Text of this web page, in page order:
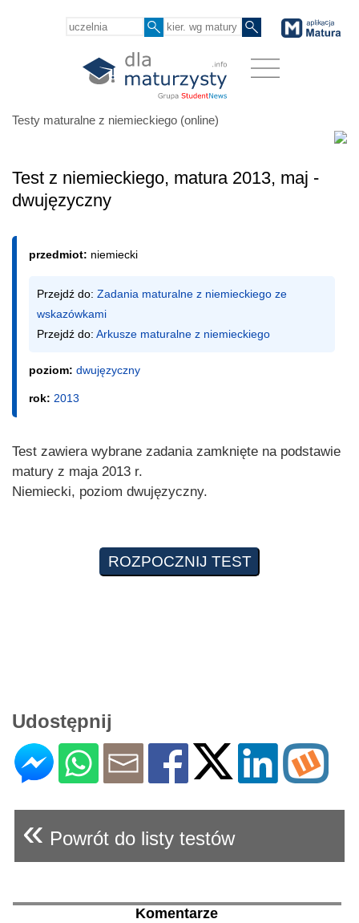
Testy maturalne z niemieckiego (online)
Test z niemieckiego, matura 2013, maj -
dwujęzyczny
przedmiot: niemiecki
Przejdź do: Zadania maturalne z niemieckiego ze
wskazówkami
Przejdź do: Arkusze maturalne z niemieckiego
poziom: dwujęzyczny
rok: 2013
Test zawiera wybrane zadania zamknięte na podstawie
matury z maja 2013 r.
Niemiecki, poziom dwujęzyczny.
Udostępnij
« Powrót do listy testów
Komentarze